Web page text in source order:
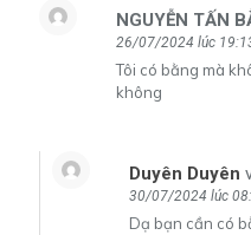
NGUYỄN TẤN
26/07/2024 lúc
Tôi có bằng mà
không
Duyên Duyên
30/07/2024 lúc
Dạ bạn cần có